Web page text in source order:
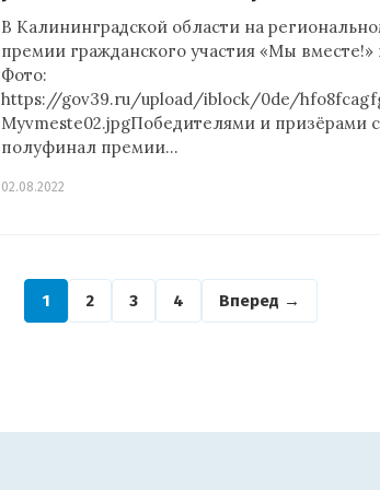
В Калининградской области на
премии гражданского участия «Мы вместе!»
Фото:
https://gov39.ru/upload/iblock/0de/
Myvmeste02.jpgПобедителями и призёрами
полуфинал премии…
02.08.2022
1 2 3 4 Вперед →